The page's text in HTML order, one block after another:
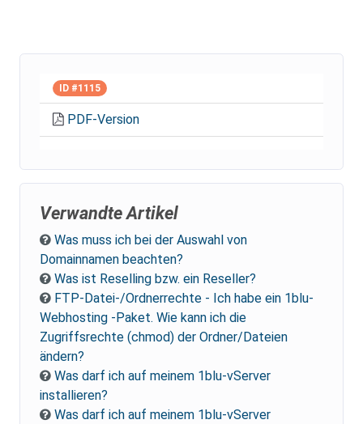
ID #1115
PDF-Version
Verwandte Artikel
Was muss ich bei der Auswahl von
Domainnamen beachten?
Was ist Reselling bzw. ein Reseller?
FTP-Datei-/Ordnerrechte - Ich habe ein 1blu-
Webhosting -Paket. Wie kann ich die
Zugriffsrechte (chmod) der Ordner/Dateien
ändern?
Was darf ich auf meinem 1blu-vServer
installieren?
Was darf ich auf meinem 1blu-vServer